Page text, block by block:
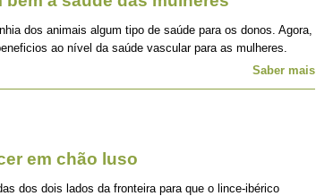
dos animais algum tipo de saúde para os donos. Agora,
ao nível da saúde vascular para as mulheres.
Saber mais
em chão luso
dos dois lados da fronteira para que o lince-ibérico